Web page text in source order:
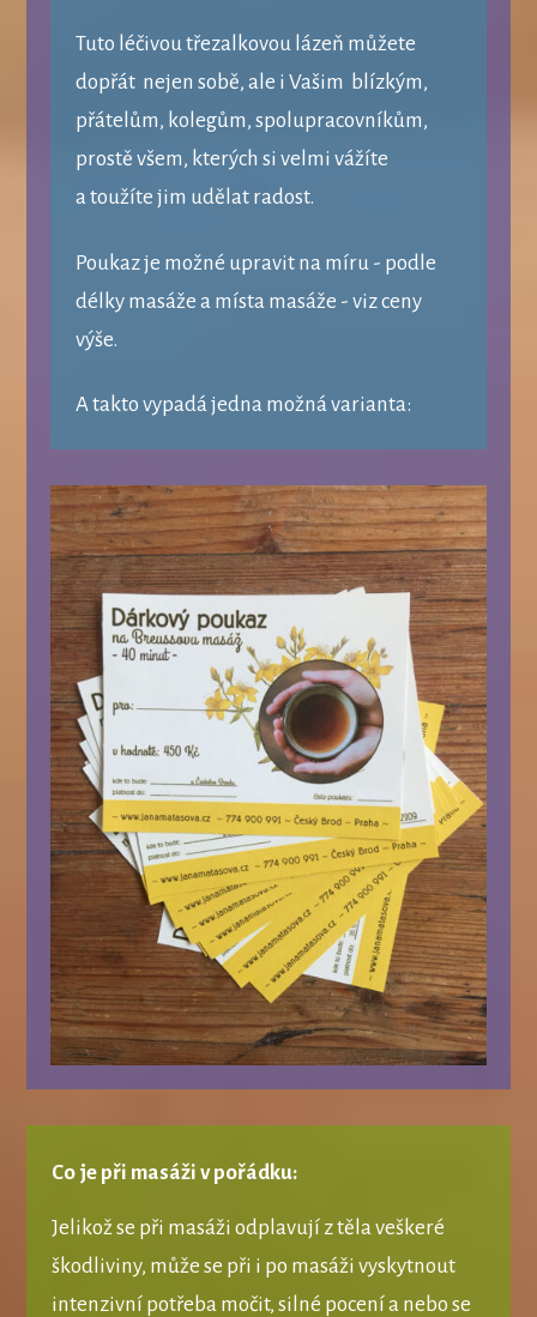
Tuto léčivou třezalkovou lázeň můžete
dopřát nejen sobě, ale i Vašim blízkým,
přátelům, kolegům, spolupracovníkům,
prostě všem, kterých si velmi vážíte
a toužíte jim udělat radost.
Poukaz je možné upravit na míru - podle
délky masáže a místa masáže - viz ceny
výše.
A takto vypadá jedna možná varianta:
Co je při masáži v pořádku:
Jelikož se při masáži odplavují z těla veškeré
škodliviny, může se při i po masáži vyskytnout
intenzivní potřeba močit, silné pocení a nebo se